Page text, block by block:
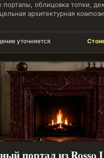
облицовка топки,
архитектурная
уточняется
портал из Rosso